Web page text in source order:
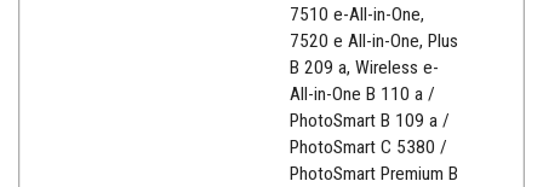
7510 e-All-in-One,
7520 e All-in-One, Plus
B 209 a, Wireless e-
All-in-One B 110 a /
PhotoSmart B 109 a /
PhotoSmart C 5380 /
PhotoSmart Premium B